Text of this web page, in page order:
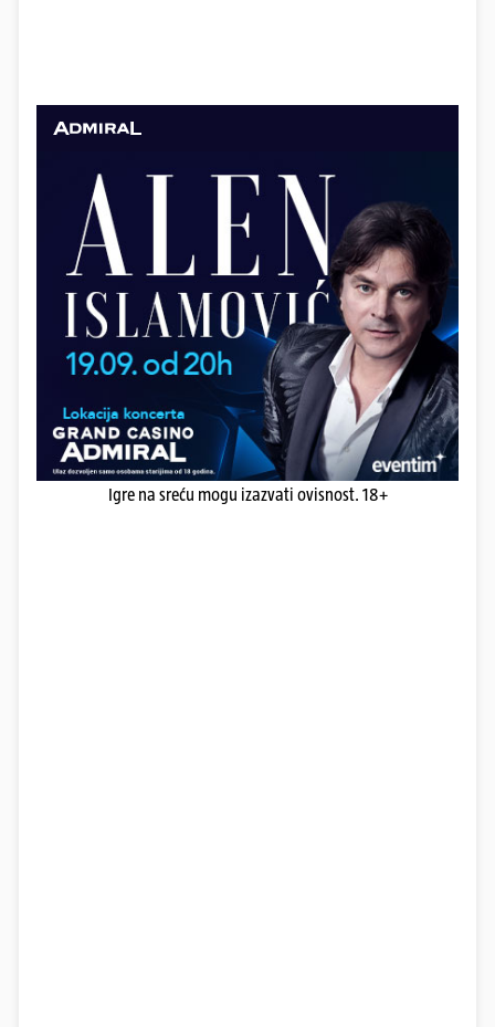
Igre na sreću mogu izazvati ovisnost. 18+